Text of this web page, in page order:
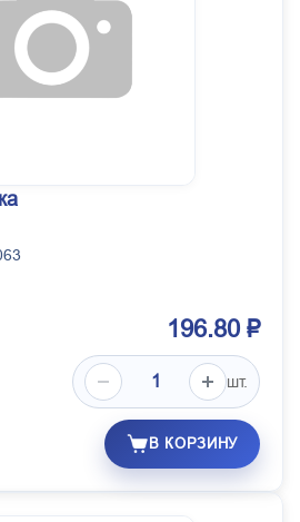
196.80 ₽
шт.
В КОРЗИНУ